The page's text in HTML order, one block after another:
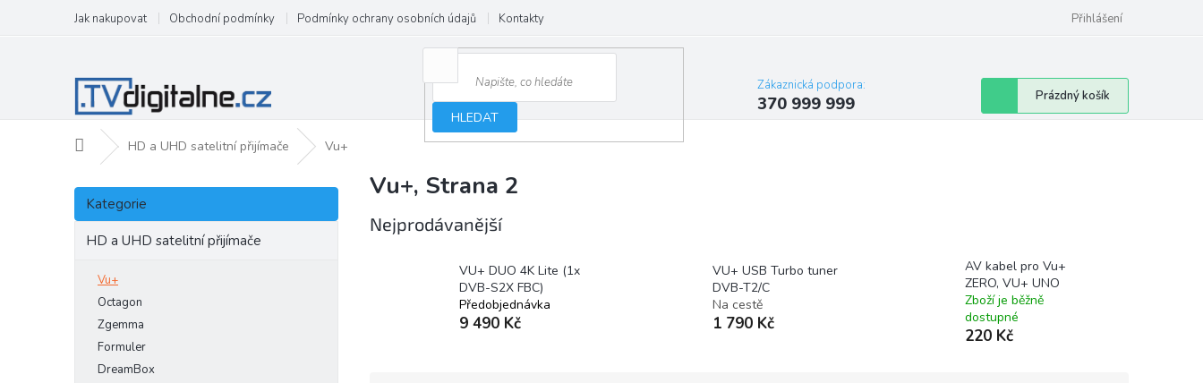
obsah
Jak nakupovat Obchodní podmínky Podmínky ochrany osobních údajů Kontakty Přihlášení
HLEDAT
Zákaznická podpora:
370 999 999
Nákupní
košík
Prázdný košík
Domů HD a UHD satelitní přijímače Vu+
P
s
Přeskočit
kategorie
Kategorie
HD a UHD satelitní přijímače
Vu+
Octagon
Zgemma
Formuler
DreamBox
Vu+, Strana 2
Nejprodávanější
VU+ DUO 4K Lite (1x
DVB-S2X FBC)
Předobjednávka
9 490 Kč
VU+ USB Turbo tuner
DVB-T2/C
Na cestě
1 790 Kč
AV kabel pro Vu+
ZERO, VU+ UNO
Zboží je běžně
dostupné
220 Kč